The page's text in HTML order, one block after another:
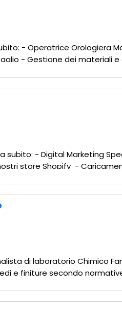
- Operatrice Orologiera
- Gestione dei materiali
per garantire la
- Digital Marketing
store Shopify -
- Garantire
di laboratorio Chimico
e finiture secondo
ecc..) - Validare e